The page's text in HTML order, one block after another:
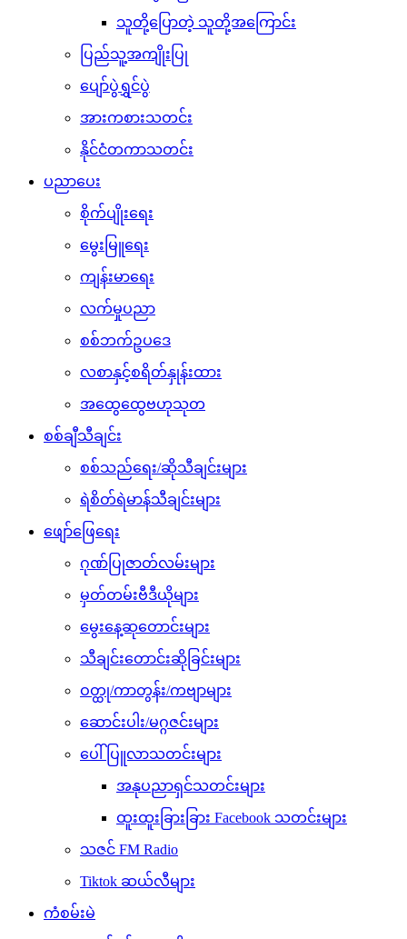
သူတို့ပြောတဲ့ သူတို့အကြောင်း
ပြည်သူ့အကျိုးပြု
ပျော်ပွဲရွှင်ပွဲ
အားကစားသတင်း
နိုင်ငံတကာသတင်း
ပညာပေး
စိုက်ပျိုးရေး
မွေးမြူရေး
ကျန်းမာရေး
လက်မှုပညာ
စစ်ဘက်ဥပဒေ
လစာနှင့်စရိတ်နှုန်းထား
အထွေထွေဗဟုသုတ
စစ်ချီသီချင်း
စစ်သည်ရေး/ဆိုသီချင်းများ
ရဲစိတ်ရဲမာန်သီချင်းများ
ဖျော်ဖြေရေး
ဂုဏ်ပြုဇာတ်လမ်းများ
မှတ်တမ်းဗီဒီယိုများ
မွေးနေ့ဆုတောင်းများ
သီချင်းတောင်းဆိုခြင်းများ
ဝတ္ထု/ကာတွန်း/ကဗျာများ
ဆောင်းပါး/မဂ္ဂဇင်းများ
ပေါ်ပြူလာသတင်းများ
အနုပညာရှင်သတင်းများ
ထူးထူးခြားခြား Facebook သတင်းများ
သဇင် FM Radio
Tiktok ဆယ်လီများ
ကံစမ်းမဲ